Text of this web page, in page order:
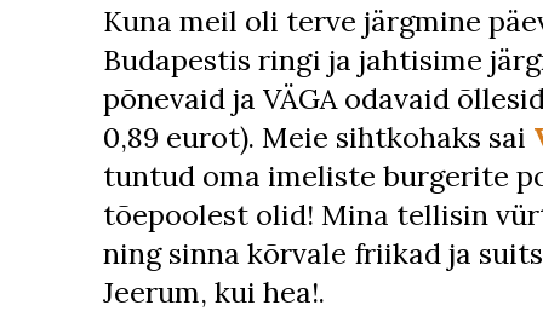
Kuna meil oli terve järgmine
Budapestis ringi ja jahtisime
põnevaid ja VÄGA odavaid
0,89 eurot). Meie sihtkohaks sai
tuntud oma imeliste burgerite
tõepoolest olid! Mina tellisin
ning sinna kõrvale friikad ja
Jeerum, kui hea!.